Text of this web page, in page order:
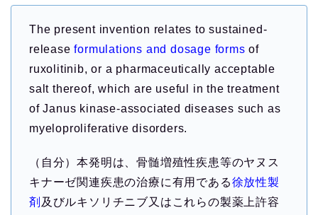
The present invention relates to sustained-
releaseformulations and dosage formsof
ruxolitinib, or a pharmaceutically acceptable
salt thereof, which are useful in the treatment
of Janus kinase-associated diseases such as
myeloproliferative disorders.
（自分）本発明は、骨髄増殖性疾患等のヤヌス
キナーゼ関連疾患の治療に有用である徐放性製
剤 及びルキソリチニブ又はこれらの製薬上許容